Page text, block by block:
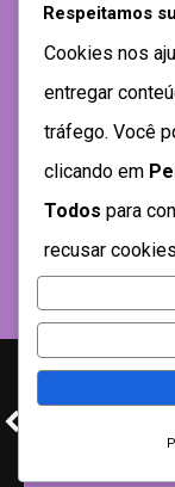
Respeitamos
Cookies nos
entregar
tráfego. Você
clicando em
Todos para
recusar